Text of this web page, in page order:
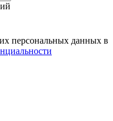
персональных данных в